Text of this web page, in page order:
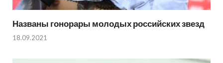
Названы гонорары молодых российских звезд
18.09.2021